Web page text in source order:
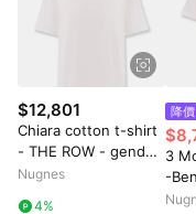
$12,801
Chiara cotton t-shirt
- THE ROW - gender
_Woman
Nugnes
4%
降價
3
-